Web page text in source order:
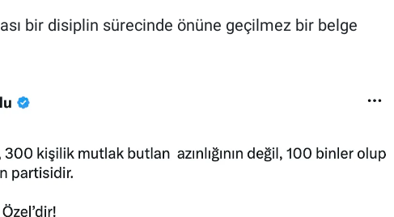
bir disiplin sürecinde önüne geçilmez bir belge